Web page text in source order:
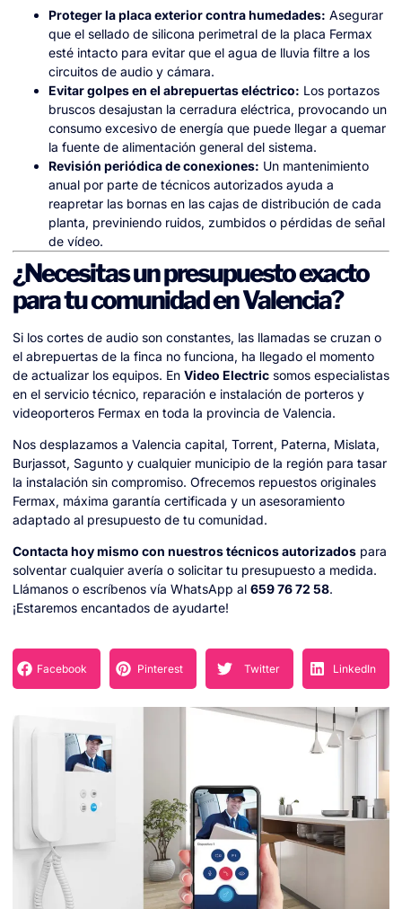
Proteger la placa exterior contra humedades: Asegurar
que el sellado de silicona perimetral de la placa Fermax
esté intacto para evitar que el agua de lluvia filtre a los
circuitos de audio y cámara.
Evitar golpes en el abrepuertas eléctrico: Los portazos
bruscos desajustan la cerradura eléctrica, provocando un
consumo excesivo de energía que puede llegar a quemar
la fuente de alimentación general del sistema.
Revisión periódica de conexiones: Un mantenimiento
anual por parte de técnicos autorizados ayuda a
reapretar las bornas en las cajas de distribución de cada
planta, previniendo ruidos, zumbidos o pérdidas de señal
de vídeo.
¿Necesitas un presupuesto exacto
para tu comunidad en Valencia?
Si los cortes de audio son constantes, las llamadas se cruzan o
el abrepuertas de la finca no funciona, ha llegado el momento
de actualizar los equipos. En Video Electric somos especialistas
en el servicio técnico, reparación e instalación de porteros y
videoporteros Fermax en toda la provincia de Valencia.
Nos desplazamos a Valencia capital, Torrent, Paterna, Mislata,
Burjassot, Sagunto y cualquier municipio de la región para tasar
la instalación sin compromiso. Ofrecemos repuestos originales
Fermax, máxima garantía certificada y un asesoramiento
adaptado al presupuesto de tu comunidad.
Contacta hoy mismo con nuestros técnicos autorizados para
solventar cualquier avería o solicitar tu presupuesto a medida.
Llámanos o escríbenos vía WhatsApp al 659 76 72 58.
¡Estaremos encantados de ayudarte!
Facebook Pinterest Twitter LinkedIn